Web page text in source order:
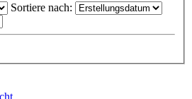
Sortiere nach: